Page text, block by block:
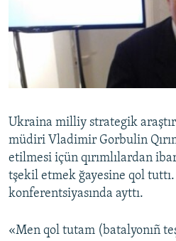
Русский
Українською
RFE/RS bütün saytları
Ukraina milliy strategik
müdiri Vladimir Gorbulin
etilmesi içün qırımlılardan
tşekil etmek ğayesine qol
konferentsiyasında ayttı.
«Men qol tutam (batalyonıñ